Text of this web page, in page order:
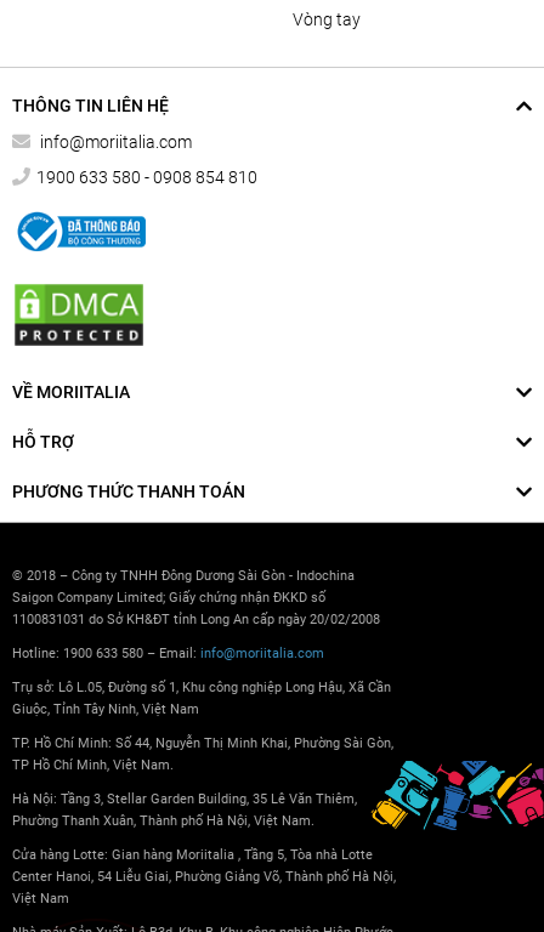
vòng tay
THÔNG TIN LIÊN HỆ
info@moriitalia.com
1900 633 580 - 0908 854 810
VỀ MORIITALIA
HỖ TRỢ
PHƯƠNG THỨC THANH TOÁN
© 2018 – Công ty TNHH Đông Dương Sài Gòn - Indochina
Saigon Company Limited; Giấy chứng nhận ĐKKD số
1100831031 do Sở KH&ĐT tỉnh Long An cấp ngày 20/02/2008
Hotline: 1900 633 580 – Email: info@moriitalia.com
Trụ sở: Lô L.05, Đường số 1, Khu công nghiệp Long Hậu, Xã Cần
Giuộc, Tỉnh Tây Ninh, Việt Nam
TP. Hồ Chí Minh: Số 44, Nguyễn Thị Minh Khai, Phường Sài Gòn,
TP Hồ Chí Minh, Việt Nam.
Hà Nội: Tầng 3, Stellar Garden Building, 35 Lê Văn Thiêm,
Phường Thanh Xuân, Thành phố Hà Nội, Việt Nam.
Cửa hàng Lotte: Gian hàng Moriitalia , Tầng 5, Tòa nhà Lotte
Center Hanoi, 54 Liễu Giai, Phường Giảng Võ, Thành phố Hà Nội,
Việt Nam